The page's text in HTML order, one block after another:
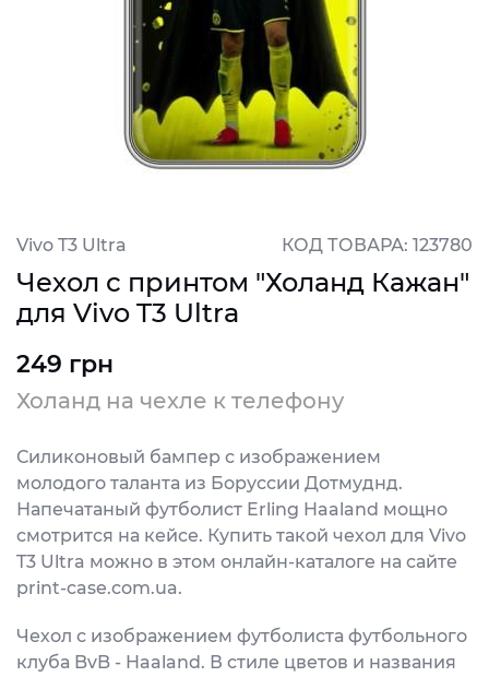
Vivo T3 Ultra КОД ТОВАРА: 123780
Чехол с принтом "Холанд Кажан"
для Vivo T3 Ultra
249 грн
Холанд на чехле к телефону
Силиконовый бампер с изображением
молодого таланта из Боруссии Дотмуднд.
Напечатаный футболист Erling Haaland мощно
смотрится на кейсе. Купить такой чехол для Vivo
T3 Ultra можно в этом онлайн-каталоге на сайте
print-case.com.ua.
Чехол с изображением футболиста футбольного
клуба BvB - Haaland. В стиле цветов и названия